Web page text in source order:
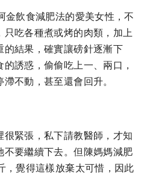
金飲食減肥法的愛美女性，不
吃各種煮或烤的肉類，加上
的結果，確實讓磅針逐漸下
誘惑，偷偷吃上一、兩口，
不動，甚至還會回升。
很緊張，私下請教醫師，才知
不要繼續下去。但陳媽媽減肥
，覺得這樣放棄太可惜，因此